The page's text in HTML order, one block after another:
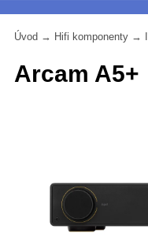
Úvod → Hifi komponenty →
Arcam A5+